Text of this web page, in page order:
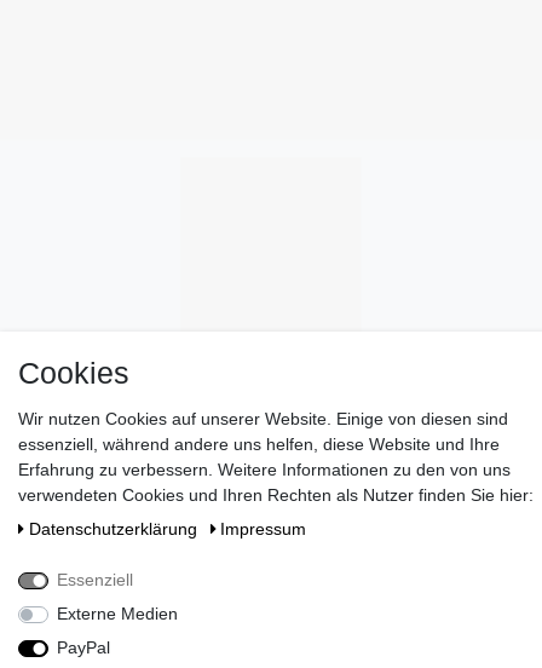
Zahlen Sie bei uns mit Paypal, Visa oder Mastercard. //
Kontaktieren Sie uns unter serviceteam@brigittevonboch.de
Cookies
Wir nutzen Cookies auf unserer Website. Einige von diesen sind
essenziell, während andere uns helfen, diese Website und Ihre
Erfahrung zu verbessern. Weitere Informationen zu den von uns
verwendeten Cookies und Ihren Rechten als Nutzer finden Sie hier:
Daten­schutz­erklärung
Impressum
Essenziell
Externe Medien
PayPal